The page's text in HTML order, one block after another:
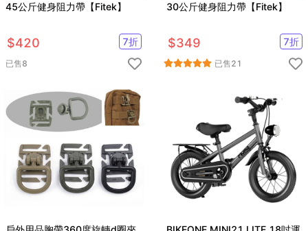
45公斤健身阻力帶【Fitek】
$420 7折
已售8
30公斤健身阻力帶【Fitek】
$349 7折
已售21